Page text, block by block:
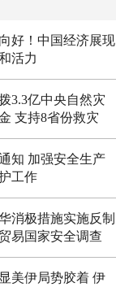
好！中国经济展现
活力
3.3亿中央自然灾
支持8省份救灾
知 加强安全生产
工作
消极措施实施反制
易国家安全调查
美伊局势胶着 伊